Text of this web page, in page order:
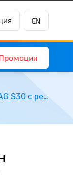
EN
Промоции
Комплект конвекционален димно-оптичен детектор SensoMAG S30 с релейна основа SensoMAG B12 - Teletek Electronics SensoMAG S30 INTR